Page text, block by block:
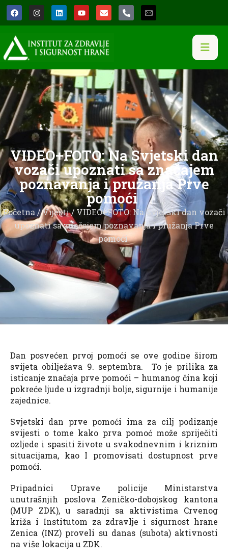
VIDEO+FOTO: Na Svjetski dan
vozači upoznati sa značajem
poznavanja i pružanja Prve
pomoći
Početna/Vijesti/ VIDEO+FOTO: Na Svjetski dan vozači
upoznati sa značajem poznavanja i pružanja Prve
pomoći
Dan posvećen prvoj pomoći se ove godine širom
svijeta obilježava 9. septembra. To je prilika za
isticanje značaja prve pomoći – humanog čina koji
pokreće ljude u izgradnji bolje, sigurnije i humanije
zajednice.
Svjetski dan prve pomoći ima za cilj podizanje
svijesti o tome kako prva pomoć može spriječiti
ozljede i spasiti živote u svakodnevnim i kriznim
situacijama, kao I promovisati dostupnost prve
pomoći.
Pripadnici Uprave policije Ministarstva
unutrašnjih poslova Zeničko-dobojskog kantona
(MUP ZDK), u saradnji sa aktivistima Crvenog
križa i Institutom za zdravlje i sigurnost hrane
Zenica (INZ) proveli su danas (subota) aktivnosti
na više lokacija u ZDK.